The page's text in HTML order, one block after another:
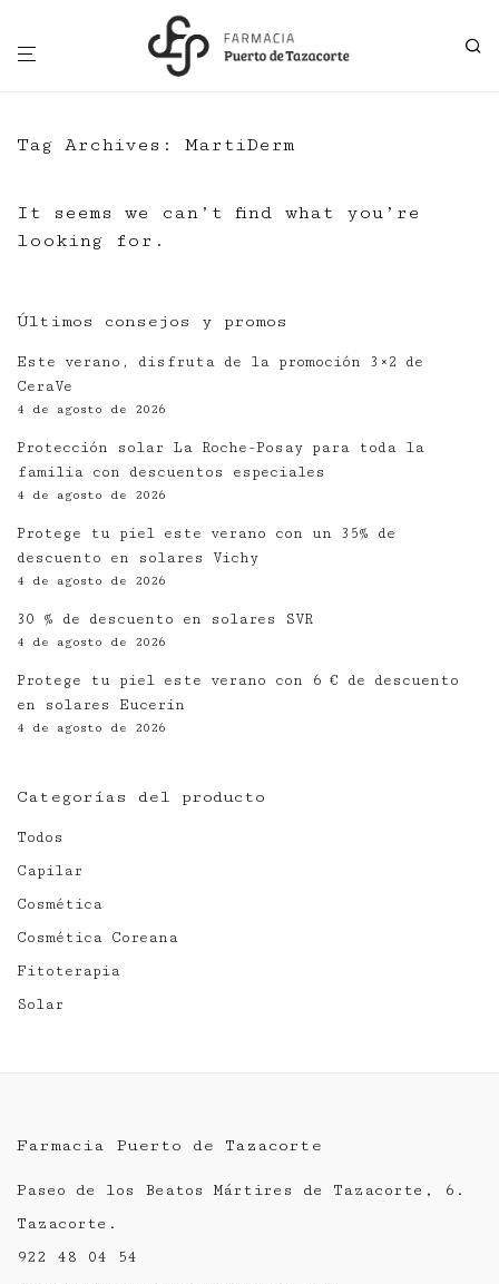
Tag Archives: MartiDerm
It seems we can’t find what you’re
looking for.
Últimos consejos y promos
Este verano, disfruta de la promoción 3×2 de
CeraVe
4 de agosto de 2026
Protección solar La Roche-Posay para toda la
familia con descuentos especiales
4 de agosto de 2026
Protege tu piel este verano con un 35% de
descuento en solares Vichy
4 de agosto de 2026
30 % de descuento en solares SVR
4 de agosto de 2026
Protege tu piel este verano con 6 € de descuento
en solares Eucerin
4 de agosto de 2026
Categorías del producto
Todos
Capilar
Cosmética
Cosmética Coreana
Fitoterapia
Solar
Farmacia Puerto de Tazacorte
Paseo de los Beatos Mártires de Tazacorte, 6.
Tazacorte.
922 48 04 54